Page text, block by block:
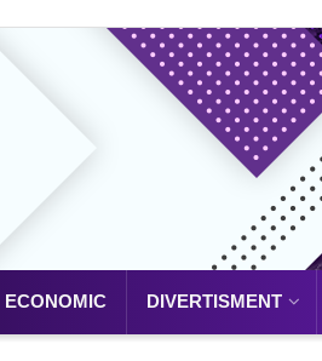
ECONOMIC DIVERTISMENT